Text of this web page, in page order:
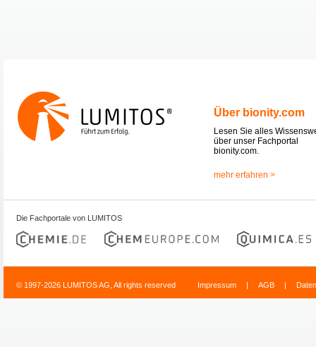
Über bionity.com
Lesen Sie alles
über unser Fachportal
bionity.com.
mehr erfahren >
Die Fachportale von LUMITOS
© 1997-2026 LUMITOS AG, All rights reserved Impressum | AGB |